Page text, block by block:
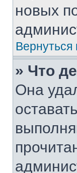
новых
Вернуться
» Что
Она